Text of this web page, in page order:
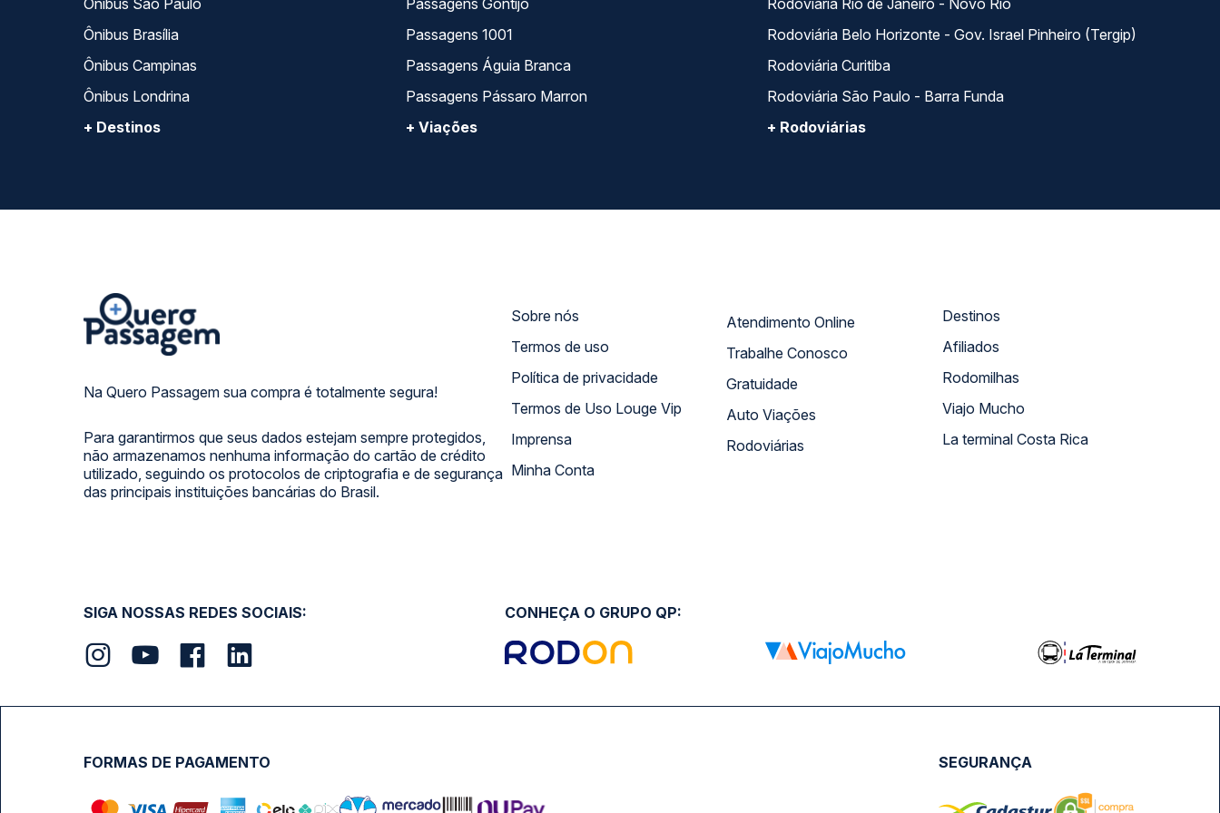
Ônibus São Paulo
Ônibus Brasília
Ônibus Campinas
Ônibus Londrina
+ Destinos
Passagens Gontijo
Passagens 1001
Passagens Águia Branca
Passagens Pássaro Marron
+ Viações
Rodoviária Rio de Janeiro - Novo Rio
Rodoviária Belo Horizonte - Gov. Israel Pinheiro (Tergip)
Rodoviária Curitiba
Rodoviária São Paulo - Barra Funda
+ Rodoviárias
Na Quero Passagem sua compra é totalmente segura!
Para garantirmos que seus dados estejam sempre protegidos,
não armazenamos nenhuma informação do cartão de crédito
utilizado, seguindo os protocolos de criptografia e de segurança
das principais instituições bancárias do Brasil.
Sobre nós
Termos de uso
Política de privacidade
Termos de Uso Louge Vip
Imprensa
Minha Conta
Atendimento Online
Trabalhe Conosco
Gratuidade
Auto Viações
Rodoviárias
Destinos
Afiliados
Rodomilhas
Viajo Mucho
La terminal Costa Rica
SIGA NOSSAS REDES SOCIAIS: CONHEÇA O GRUPO QP:
FORMAS DE PAGAMENTO SEGURANÇA